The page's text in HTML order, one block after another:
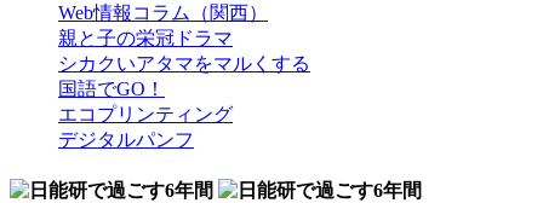
Web情報コラム（関西）
親と子の栄冠ドラマ
シカクいアタマをマルくする
国語でGO！
エコプリンティング
デジタルパンフ